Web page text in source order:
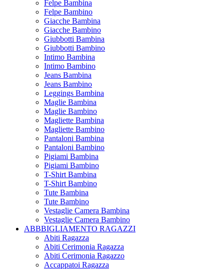
Felpe Bambina
Felpe Bambino
Giacche Bambina
Giacche Bambino
Giubbotti Bambina
Giubbotti Bambino
Intimo Bambina
Intimo Bambino
Jeans Bambina
Jeans Bambino
Leggings Bambina
Maglie Bambina
Maglie Bambino
Magliette Bambina
Magliette Bambino
Pantaloni Bambina
Pantaloni Bambino
Pigiami Bambina
Pigiami Bambino
T-Shirt Bambina
T-Shirt Bambino
Tute Bambina
Tute Bambino
Vestaglie Camera Bambina
Vestaglie Camera Bambino
ABBBIGLIAMENTO RAGAZZI
Abiti Ragazza
Abiti Cerimonia Ragazza
Abiti Cerimonia Ragazzo
Accappatoi Ragazza